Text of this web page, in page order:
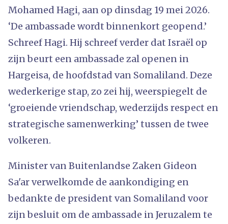
Mohamed Hagi, aan op dinsdag 19 mei 2026.
‘De ambassade wordt binnenkort geopend.’
Schreef Hagi. Hij schreef verder dat Israël op
zijn beurt een ambassade zal openen in
Hargeisa, de hoofdstad van Somaliland. Deze
wederkerige stap, zo zei hij, weerspiegelt de
‘groeiende vriendschap, wederzijds respect en
strategische samenwerking’ tussen de twee
volkeren.
Minister van Buitenlandse Zaken Gideon
Sa'ar verwelkomde de aankondiging en
bedankte de president van Somaliland voor
zijn besluit om de ambassade in Jeruzalem te